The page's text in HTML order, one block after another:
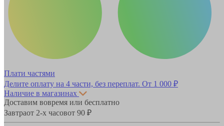
Плати частями
Делите оплату на 4 части, без переплат. От 1 000 ₽
Наличие в магазинах
Доставим вовремя или бесплатно
Завтраот 2-х часовот 90 ₽